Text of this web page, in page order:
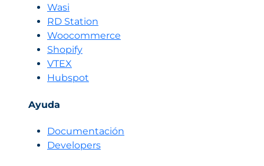
Wasi
RD Station
Woocommerce
Shopify
VTEX
Hubspot
Ayuda
Documentación
Developers